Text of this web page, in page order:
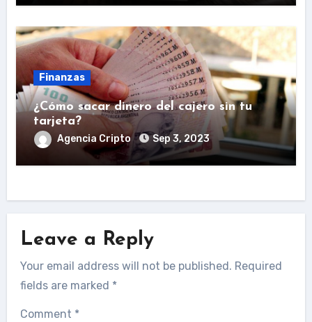
Finanzas
¿Cómo sacar dinero del cajero sin tu
tarjeta?
Agencia Cripto Sep 3, 2023
Leave a Reply
Your email address will not be published. Required
fields are marked *
Comment *